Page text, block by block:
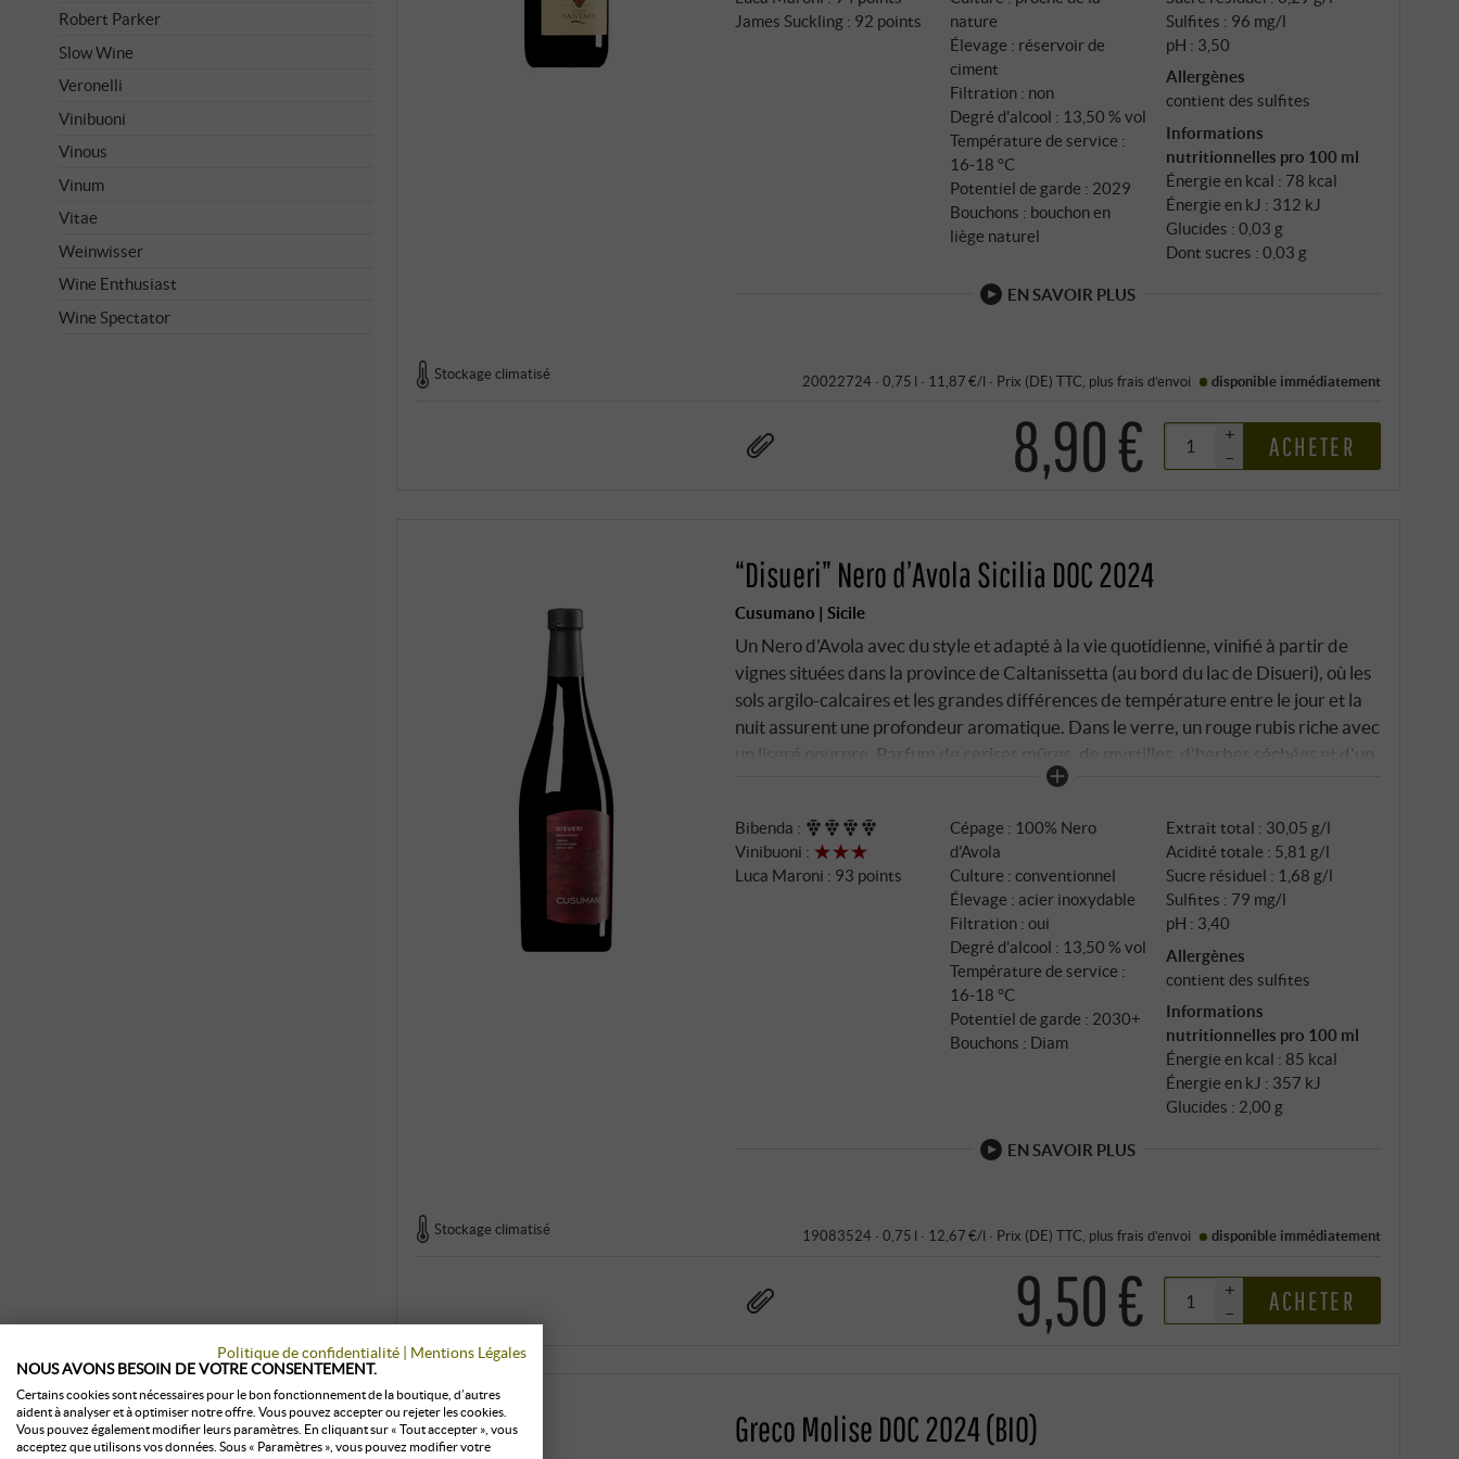
James Suckling: 92 points
nature
Élevage : réservoir de
ciment
Filtration : non
Degré d'alcool : 13,50 % vol
Température de service :
16‑18 °C
Potentiel de garde : 2029
Bouchons : bouchon en
liège naturel
Sulfites : 96 mg/l
pH : 3,50
Allergènes
contient des sulfites
Informations
nutritionnelles pro 100 ml
Énergie en kcal : 78 kcal
Énergie en kJ : 312 kJ
Glucides : 0,03 g
Dont sucres : 0,03 g
EN SAVOIR PLUS
Stockage climatisé 20022724 · 0,75 l · 11,87 €/l · Prix (DE) TTC , plus frais d’envoi disponible immédiatement
8,90 €
+
–
ACHETER
“Disueri” Nero d’Avola Sicilia DOC 2024
Cusumano | Sicile
Un Nero d'Avola avec du style et adapté à la vie quotidienne, vinifié à partir de
vignes situées dans la province de Caltanissetta (au bord du lac de Disueri), où les
sols argilo-calcaires et les grandes différences de température entre le jour et la
nuit assurent une profondeur aromatique. Dans le verre, un rouge rubis riche avec
un liseré pourpre. Parfum de cerises mûres, de myrtilles, d'herbes séchées et d'un
soupçon de réglisse. En bouche, il est souple et fruité, avec des tanins doux, une
clarté et la typicité du cépage. Un nero d'avola très typique et vinifié proprement
avec un caractère méditerranéen – idéal avec des pâtes, des légumes braisés ou
des viandes grillées. SUPERIORE.DE
Bibenda :
Vinibuoni :
Luca Maroni : 93 points
Cépage : 100% Nero
d'Avola
Culture : conventionnel
Élevage : acier inoxydable
Filtration : oui
Degré d'alcool : 13,50 % vol
Température de service :
16‑18 °C
Potentiel de garde : 2030+
Bouchons : Diam
Extrait total : 30,05 g/l
Acidité totale : 5,81 g/l
Sucre résiduel : 1,68 g/l
Sulfites : 79 mg/l
pH : 3,40
Allergènes
contient des sulfites
Informations
nutritionnelles pro 100 ml
Énergie en kcal : 85 kcal
Énergie en kJ : 357 kJ
Glucides : 2,00 g
EN SAVOIR PLUS
Stockage climatisé 19083524 · 0,75 l · 12,67 €/l · Prix (DE) TTC, plus frais d’envoi disponible immédiatement
9,50 €
+
–
ACHETER
Greco Molise DOC 2024 (BIO)
Robert Parker
Slow Wine
Veronelli
Vinibuoni
Vinous
Vinum
Vitae
Weinwisser
Wine Enthusiast
Wine Spectator
Politique de confidentialité | Mentions Légales
NOUS AVONS BESOIN DE VOTRE CONSENTEMENT.
Certains cookies sont nécessaires pour le bon fonctionnement de la boutique, d’autres
aident à analyser et à optimiser notre offre. Vous pouvez accepter ou rejeter les cookies.
Vous pouvez également modifier leurs paramètres. En cliquant sur « Tout accepter », vous
acceptez que utilisons vos données. Sous « Paramètres », vous pouvez modifier votre